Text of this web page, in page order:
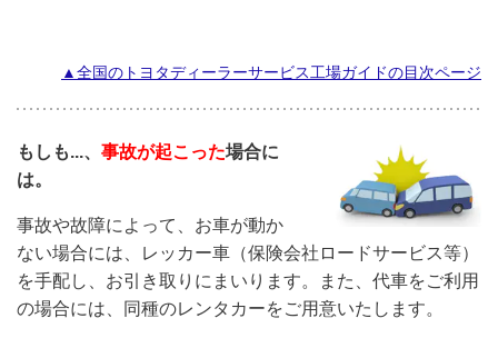
▲全国のトヨタディーラーサービス工場ガイドの目次ページ
もしも...、 事故が起こった場合に
は。
事故や故障によって、お車が動か
ない場合には、レッカー車（保険会社ロードサービス等）
を手配し、お引き取りにまいります。また、代車をご利用
の場合には、同種のレンタカーをご用意いたします。